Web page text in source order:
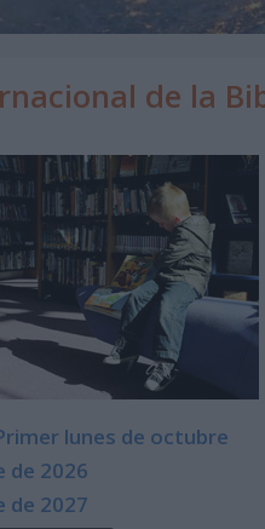
de la
lunes de octubre
de 2026
de 2027